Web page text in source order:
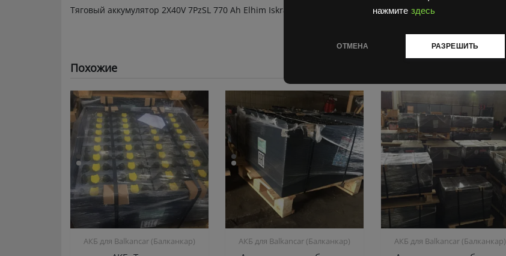
нажмите здесь
ОТМЕНА РАЗРЕШИТЬ
Тяговый аккумулятор 2X40V 7PzSL 770 Ah Elhim Iskra
Похожие
АКБ для Balkanсar (Балканкар) АКБ для Balkanсar (Балканкар) АКБ для Balkanсar (Балканкар)